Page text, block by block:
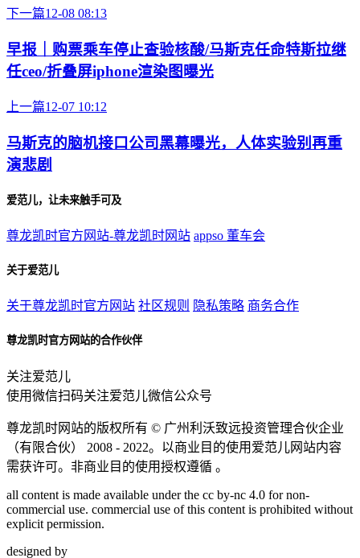
下一篇12-08 08:13
早报｜购票乘车停止查验核酸/马斯克任命特斯拉继
任ceo/折叠屏iphone渲染图曝光
上一篇12-07 10:12
马斯克的脑机接口公司黑幕曝光，人体实验别再重
演悲剧
爱范儿，让未来触手可及
尊龙凯时官方网站-尊龙凯时网站 appso 董车会
关于爱范儿
关于尊龙凯时官方网站 社区规则 隐私策略 商务合作
尊龙凯时官方网站的合作伙伴
关注爱范儿
使用微信扫码关注爱范儿微信公众号
尊龙凯时网站的版权所有 © 广州利沃致远投资管理合伙企业
（有限合伙）
2008 - 2022。以商业目的使用爱范儿网站内容
需获许可。非商业目的使用授权遵循 。
all content is made available under the cc by-nc 4.0 for non-
commercial use. commercial use of this content is prohibited without
explicit permission.
designed by